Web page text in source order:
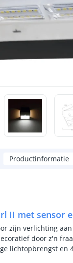
Productinformatie
II met sensor
zijn verlichting
door z'n
lichtopbrengst en